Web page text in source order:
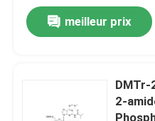
Au sujet de nous
Contrôle de qualité
meilleur prix
DMTr-
2-